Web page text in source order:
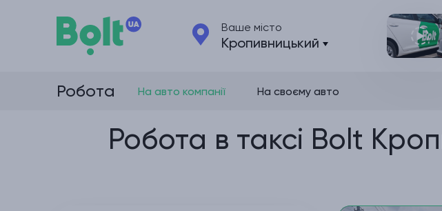
Ваше місто
Кропивницький
Робота На авто компанії На своєму авто
Робота в таксі Bolt